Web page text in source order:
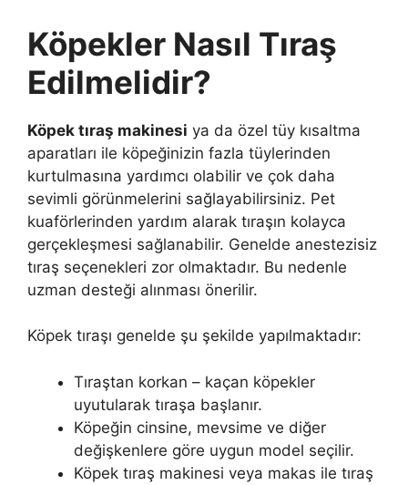
Köpekler Nasıl Tıraş
Edilmelidir?
Köpek tıraş makinesi ya da özel tüy kısaltma
aparatları ile köpeğinizin fazla tüylerinden
kurtulmasına yardımcı olabilir ve çok daha
sevimli görünmelerini sağlayabilirsiniz. Pet
kuaförlerinden yardım alarak tıraşın kolayca
gerçekleşmesi sağlanabilir. Genelde anestezisiz
tıraş seçenekleri zor olmaktadır. Bu nedenle
uzman desteği alınması önerilir.
Köpek tıraşı genelde şu şekilde yapılmaktadır:
Tıraştan korkan – kaçan köpekler
uyutularak tıraşa başlanır.
Köpeğin cinsine, mevsime ve diğer
değişkenlere göre uygun model seçilir.
Köpek tıraş makinesi veya makas ile tıraş